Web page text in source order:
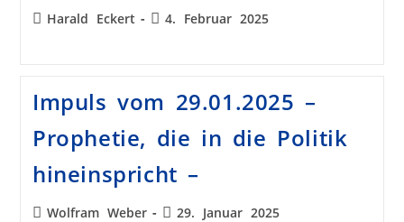
Harald Eckert 4. Februar 2025
Impuls vom 29.01.2025 –
Prophetie, die in die Politik
hineinspricht –
Wolfram Weber 29. Januar 2025